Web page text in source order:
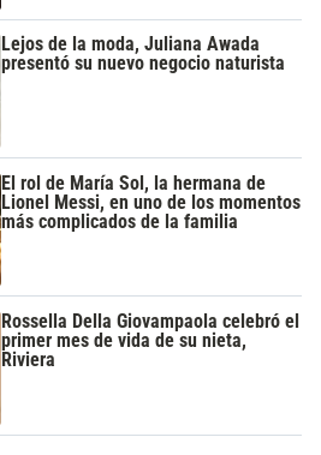
Lejos de la moda, Juliana Awada
presentó su nuevo negocio naturista
El rol de María Sol, la hermana de
Lionel Messi, en uno de los momentos
más complicados de la familia
Rossella Della Giovampaola celebró el
primer mes de vida de su nieta,
Riviera